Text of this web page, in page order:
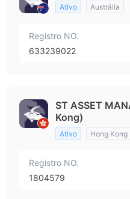
Ativo Austrália
Registro NO.
633239022
ST ASSET
Kong)
Ativo Hong Kong
Registro NO.
1804579